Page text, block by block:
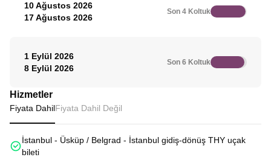
10 Ağustos 2026
17 Ağustos 2026
Son 4 Koltuk
1 Eylül 2026
8 Eylül 2026
Son 6 Koltuk
Hizmetler
Fiyata DahilFiyata Dahil Değil
İstanbul - Üsküp / Belgrad - İstanbul gidiş-dönüş THY uçak
bileti